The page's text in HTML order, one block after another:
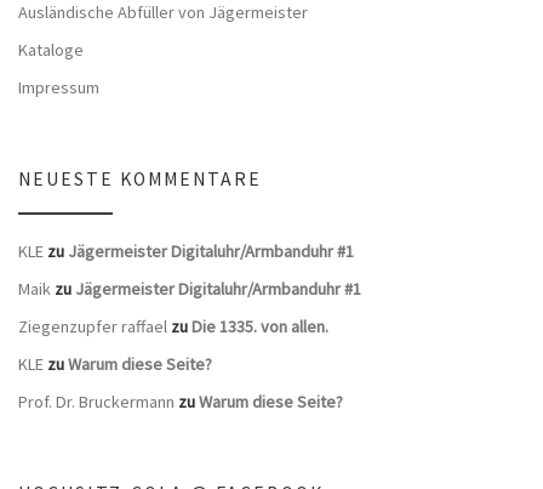
Ausländische Abfüller von Jägermeister
Kataloge
Impressum
NEUESTE KOMMENTARE
KLE zu Jägermeister Digitaluhr/Armbanduhr #1
Maik zu Jägermeister Digitaluhr/Armbanduhr #1
Ziegenzupfer raffael zuDie 1335. von allen.
KLE zuWarum diese Seite?
Prof. Dr. Bruckermann zuWarum diese Seite?